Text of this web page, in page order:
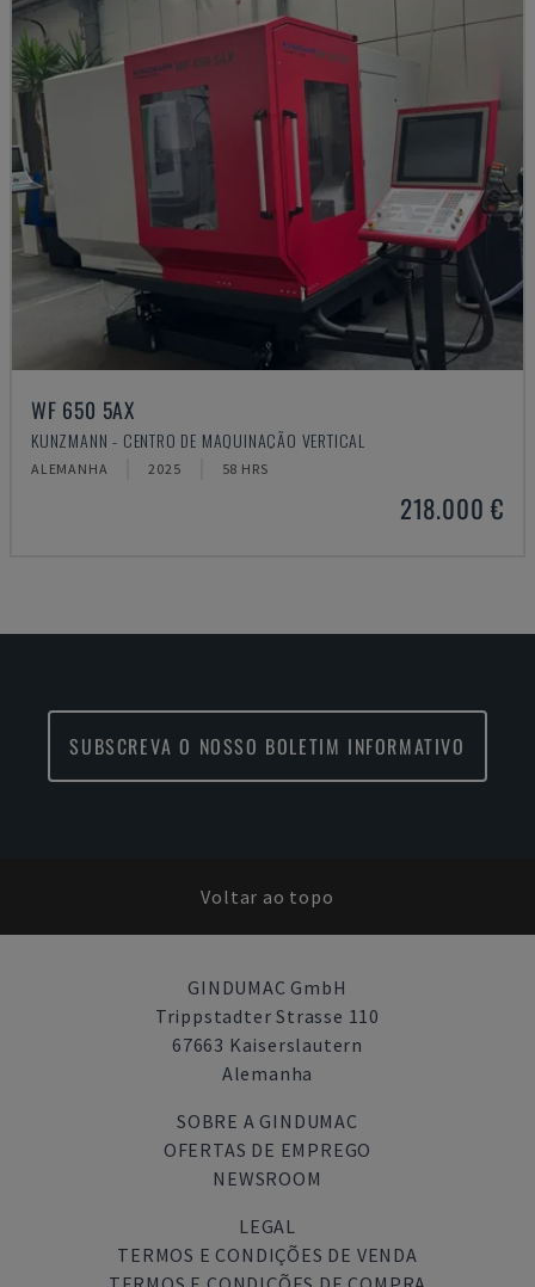
WF 650 5AX
KUNZMANN - CENTRO DE MAQUINAÇÃO VERTICAL
ALEMANHA 2025 58 HRS
218.000 €
SUBSCREVA O NOSSO BOLETIM INFORMATIVO
Voltar ao topo
GINDUMAC GmbH
Trippstadter Strasse 110
67663 Kaiserslautern
Alemanha
SOBRE A GINDUMAC
OFERTAS DE EMPREGO
NEWSROOM
LEGAL
TERMOS E CONDIÇÕES DE VENDA